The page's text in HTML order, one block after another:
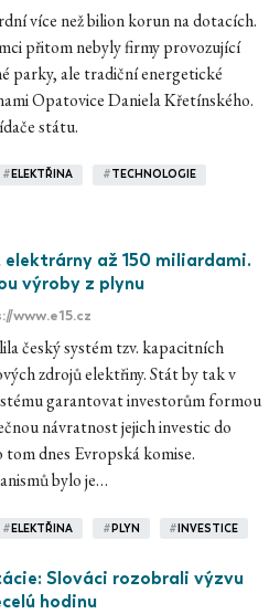
více než bilion korun na dotacích.
přitom nebyly firmy provozující
parky, ale tradiční energetické
Opatovice Daniela Křetínského.
státu.
#ELEKTŘINA #TECHNOLOGIE
až 150 miliardami.
výroby z plynu
www.e15.cz
český systém tzv. kapacitních
zdrojů elektřiny. Stát by tak v
garantovat investorům formou
návratnost jejich investic do
dnes Evropská komise.
bylo je…
# ELEKTŘINA # PLYN # INVESTICE
Slováci rozobrali výzvu
hodinu